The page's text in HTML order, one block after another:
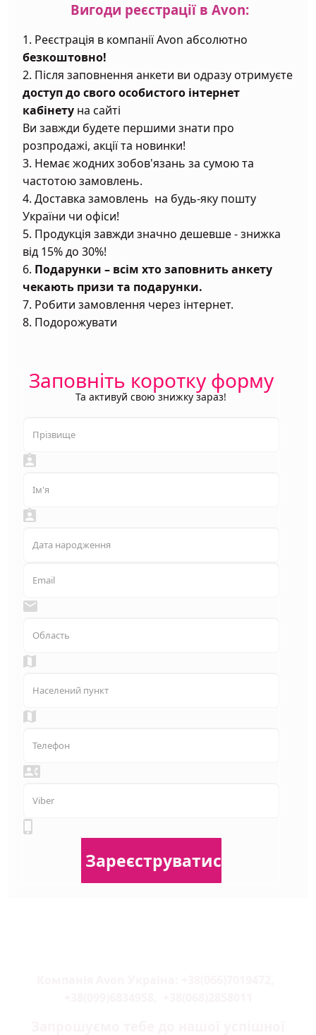
Вигоди реєстрації в Аvon:
1. Реєстрація в компанії Avon абсолютно
безкоштовно!
2. Після заповнення анкети ви одразу отримуєте
доступ до свого особистого інтернет
кабінету на сайті
Ви завжди будете першими знати про
розпродажі, акції та новинки!
3. Немає жодних зобов'язань за сумою та
частотою замовлень.
4. Доставка замовлень на будь-яку пошту
України чи офіси!
5. Продукція завжди значно дешевше - знижка
від 15% до 30%!
6. Подарунки – всім хто заповнить анкету
чекають призи та подарунки.
7. Робити замовлення через інтернет.
8. Подорожувати
Заповніть коротку форму
Та активуй свою знижку зараз!